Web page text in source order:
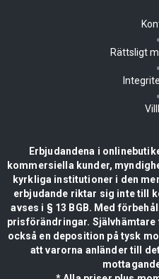
Rättsligt
Erbjudandena i
kommersiella kunder,
kyrkliga institutioner i den
erbjudande riktar sig inte till
avses i § 13 BGB. Med
prisförändringar.
också en deposition på tysk
att varorna anländer till